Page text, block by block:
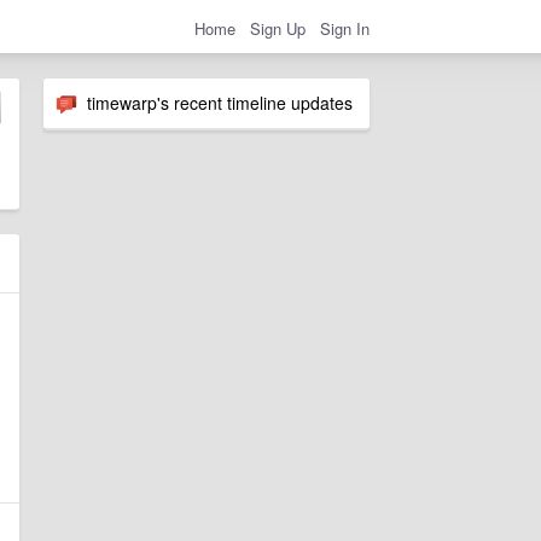
Home Sign Up Sign In
timewarp's recent timeline updates